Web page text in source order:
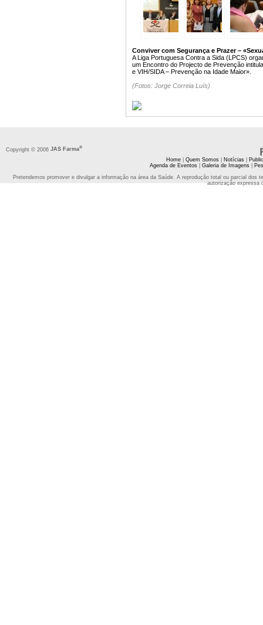
Conviver com Segurança e Prazer –
A Liga Portuguesa Contra a Sida (LPCS)
um Encontro do Projecto de Prevenção
e VIH/SIDA – Prevenção na Idade Maior».
(Fotos: Jorge Correia Luís)
Copyright © 2006 JAS Farma®
Home| Quem Somos| Notícias|
Agenda de Eventos| Galeria de Imagens|
Pretendemos promover e divulgar a informação na área da Saúde. A reprodução total ou parcial
autorização expressa